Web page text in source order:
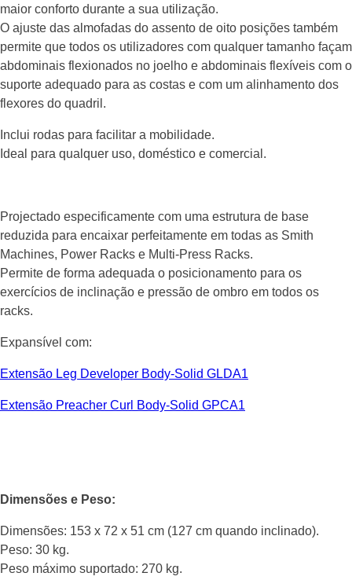
maior conforto durante a sua utilização.
O ajuste das almofadas do assento de oito posições também
permite que todos os utilizadores com qualquer tamanho façam
abdominais flexionados no joelho e abdominais flexíveis com o
suporte adequado para as costas e com um alinhamento dos
flexores do quadril.
Inclui rodas para facilitar a mobilidade.
Ideal para qualquer uso, doméstico e comercial.
Projectado especificamente com uma estrutura de base
reduzida para encaixar perfeitamente em todas as Smith
Machines, Power Racks e Multi-Press Racks.
Permite de forma adequada o posicionamento para os
exercícios de inclinação e pressão de ombro em todos os
racks.
Expansível com:
Extensão Leg Developer Body-Solid GLDA1
Extensão Preacher Curl Body-Solid GPCA1
Dimensões e Peso:
Dimensões: 153 x 72 x 51 cm (127 cm quando inclinado).
Peso: 30 kg.
Peso máximo suportado: 270 kg.